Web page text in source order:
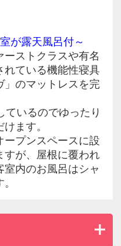
が露天風呂付～
ーストクラスや有名
れている機能性寝具
」のマットレスを完
ているのでゆったり
ます。
プンスペースに設
すが、屋根に覆われ
内のお風呂はシャ